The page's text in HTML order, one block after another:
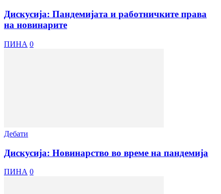
Дискусија: Пандемијата и работничките права
на новинарите
ПИНА 0
Дебати
Дискусија: Новинарство во време на пандемија
ПИНА 0